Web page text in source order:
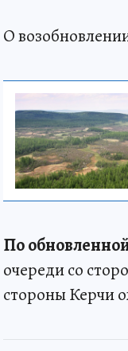
О
По
очереди со
стороны Керчи